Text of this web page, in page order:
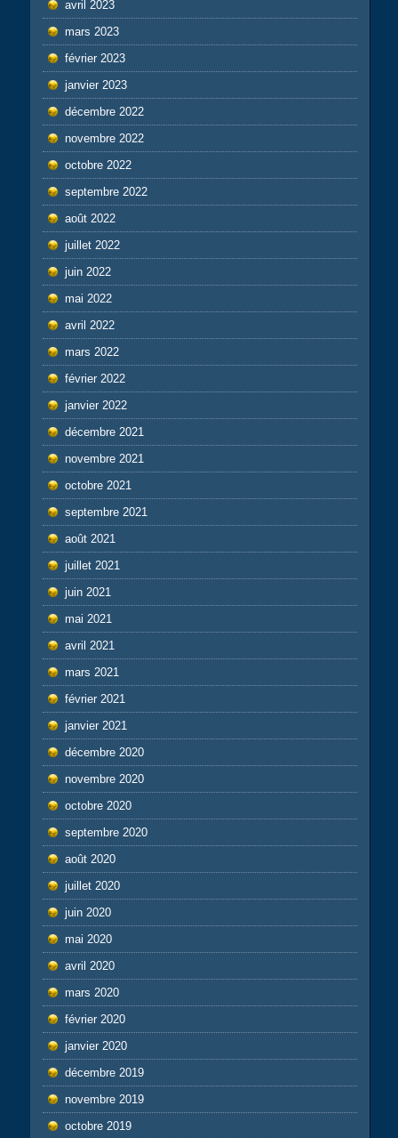
avril 2023
mars 2023
février 2023
janvier 2023
décembre 2022
novembre 2022
octobre 2022
septembre 2022
août 2022
juillet 2022
juin 2022
mai 2022
avril 2022
mars 2022
février 2022
janvier 2022
décembre 2021
novembre 2021
octobre 2021
septembre 2021
août 2021
juillet 2021
juin 2021
mai 2021
avril 2021
mars 2021
février 2021
janvier 2021
décembre 2020
novembre 2020
octobre 2020
septembre 2020
août 2020
juillet 2020
juin 2020
mai 2020
avril 2020
mars 2020
février 2020
janvier 2020
décembre 2019
novembre 2019
octobre 2019